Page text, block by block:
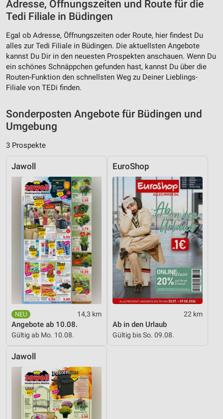
Adresse, Öffnungszeiten und Route für die
Tedi Filiale in Büdingen
Egal ob Adresse, Öffnungszeiten oder Route, hier findest Du
alles zur Tedi Filiale in Büdingen. Die aktuellsten Angebote
kannst Du Dir in den neuesten Prospekten anschauen. Wenn Du
ein schönes Schnäppchen gefunden hast, kannst Du über die
Routen-Funktion den schnellsten Weg zu Deiner Lieblings-
Filiale von TEDi finden.
Sonderposten Angebote für Büdingen und
Umgebung
3 Prospekte
Jawoll
14,3 km
Angebote ab 10.08.
Gültig ab Mo. 10.08.
EuroShop
22 km
Ab in den Urlaub
Gültig bis So. 09.08.
Jawoll
Verwendung von Profilen zur Auswahl
personalisierter Inhalte
Messung der Werbeleistung
Messung der Performance von Inhalten
Analyse von Zielgruppen durch Statistiken oder
Kombinationen von Daten aus verschiedenen
Entwicklung und Verbesserung der Angebote
Inhalten
IAB-Besonderheiten:
Verwendung genauer Standortdaten
Geräte anhand von aktiv angeforderten
Informationen identifizieren
Nicht-IAB-Verarbeitungszwecke:
Notwendig
Performance
Funktional
Werbung